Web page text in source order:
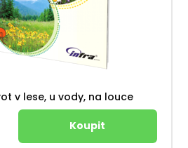
v lese, u vody, na louce